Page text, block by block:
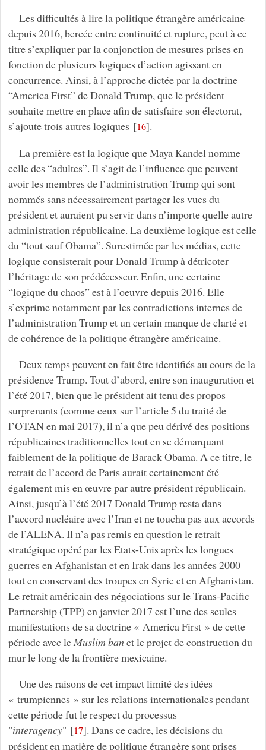
Les difficultés à lire la politique étrangère américaine
depuis 2016, bercée entre continuité et rupture, peut à ce
titre s’expliquer par la conjonction de mesures prises en
fonction de plusieurs logiques d’action agissant en
concurrence. Ainsi, à l’approche dictée par la doctrine
“America First” de Donald Trump, que le président
souhaite mettre en place afin de satisfaire son électorat,
s’ajoute trois autres logiques [16].
La première est la logique que Maya Kandel nomme
celle des “adultes”. Il s’agit de l’influence que peuvent
avoir les membres de l’administration Trump qui sont
nommés sans nécessairement partager les vues du
président et auraient pu servir dans n’importe quelle autre
administration républicaine. La deuxième logique est celle
du “tout sauf Obama”. Surestimée par les médias, cette
logique consisterait pour Donald Trump à détricoter
l’héritage de son prédécesseur. Enfin, une certaine
“logique du chaos” est à l’oeuvre depuis 2016. Elle
s’exprime notamment par les contradictions internes de
l’administration Trump et un certain manque de clarté et
de cohérence de la politique étrangère américaine.
Deux temps peuvent en fait être identifiés au cours de la
présidence Trump. Tout d’abord, entre son inauguration et
l’été 2017, bien que le président ait tenu des propos
surprenants (comme ceux sur l’article 5 du traité de
l’OTAN en mai 2017), il n’a que peu dérivé des positions
républicaines traditionnelles tout en se démarquant
faiblement de la politique de Barack Obama. A ce titre, le
retrait de l’accord de Paris aurait certainement été
également mis en œuvre par autre président républicain.
Ainsi, jusqu’à l’été 2017 Donald Trump resta dans
l’accord nucléaire avec l’Iran et ne toucha pas aux accords
de l’ALENA. Il n’a pas remis en question le retrait
stratégique opéré par les Etats-Unis après les longues
guerres en Afghanistan et en Irak dans les années 2000
tout en conservant des troupes en Syrie et en Afghanistan.
Le retrait américain des négociations sur le Trans-Pacific
Partnership (TPP) en janvier 2017 est l’une des seules
manifestations de sa doctrine « America First » de cette
période avec leMuslim banet le projet de construction du
mur le long de la frontière mexicaine.
Une des raisons de cet impact limité des idées
« trumpiennes » sur les relations internationales pendant
cette période fut le respect du processus
"interagency" [17]. Dans ce cadre, les décisions du
président en matière de politique étrangère sont prises